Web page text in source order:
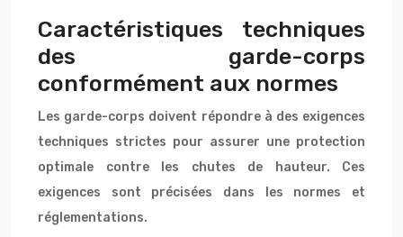
Caractéristiques techniques
des garde-corps
conformément aux normes
Les garde-corps doivent répondre à des exigences
techniques strictes pour assurer une protection
optimale contre les chutes de hauteur. Ces
exigences sont précisées dans les normes et
réglementations.